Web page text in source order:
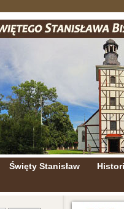
Święty Stanisław